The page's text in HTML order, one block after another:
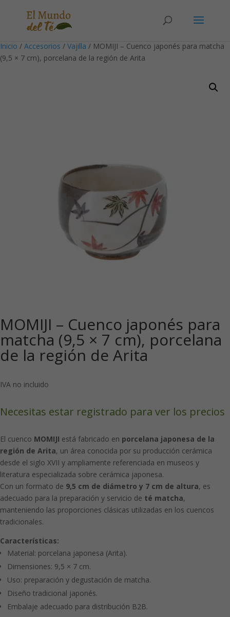
Inicio / Accesorios / Vajilla / MOMIJI – Cuenco japonés para matcha
(9,5 × 7 cm), porcelana de la región de Arita
MOMIJI – Cuenco japonés para
matcha (9,5 × 7 cm), porcelana
de la región de Arita
IVA no incluido
Necesitas estar registrado para ver los precios
El cuenco MOMIJI está fabricado en porcelana japonesa de la
región de Arita, un área conocida por su producción cerámica
desde el siglo XVII y ampliamente referenciada en museos y
literatura especializada sobre cerámica japonesa.
Con un formato de 9,5 cm de diámetro y 7 cm de altura, es
adecuado para la preparación y servicio de té matcha,
manteniendo las proporciones clásicas utilizadas en los cuencos
tradicionales.
Características:
Material: porcelana japonesa (Arita).
Dimensiones: 9,5 × 7 cm.
Uso: preparación y degustación de matcha.
Diseño tradicional japonés.
Embalaje adecuado para distribución B2B.